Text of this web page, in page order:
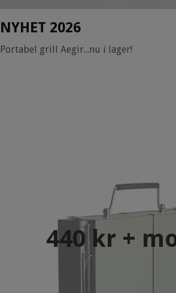
NYHET 2026
Portabel grill Aegir...nu i lager!
440 kr +